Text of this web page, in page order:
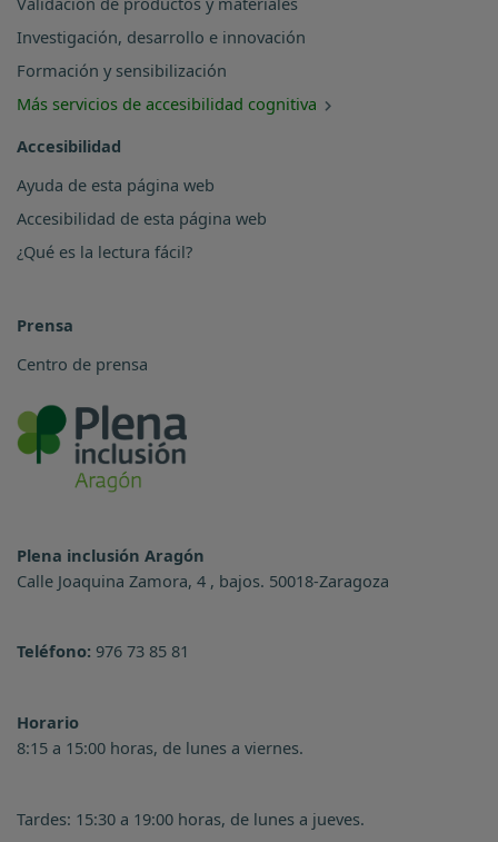
Investigación, desarrollo e innovación
Formación y sensibilización
Más servicios de accesibilidad cognitiva
Accesibilidad
Ayuda de esta página web
Accesibilidad de esta página web
¿Qué es la lectura fácil?
Prensa
Centro de prensa
Plena inclusión Aragón
Calle Joaquina Zamora, 4 , bajos. 50018-Zaragoza
Teléfono: 976 73 85 81
Horario
8:15 a 15:00 horas, de lunes a viernes.
Tardes: 15:30 a 19:00 horas, de lunes a jueves.